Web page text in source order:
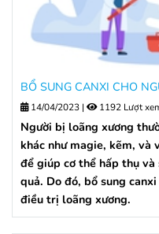
BỔ SUNG CANXI CHO
14/04/2023 | 1192 Lượt
Người bị loãng xương
khác như magie, kẽm,
để giúp cơ thể hấp thụ
quả. Do đó, bổ sung
điều trị loãng xương.